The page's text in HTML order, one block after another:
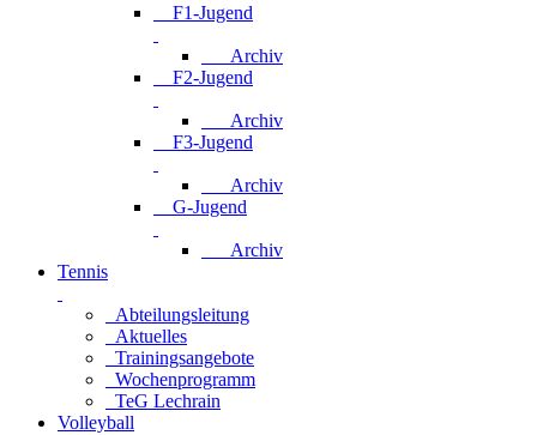
F1-Jugend
Archiv
F2-Jugend
Archiv
F3-Jugend
Archiv
G-Jugend
Archiv
Tennis
Abteilungsleitung
Aktuelles
Trainingsangebote
Wochenprogramm
TeG Lechrain
Volleyball